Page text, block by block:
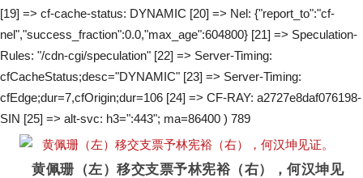
[19] => cf-cache-status: DYNAMIC [20] => Nel: {"report_to":"cf-
nel","success_fraction":0.0,"max_age":604800} [21] => Speculation-
Rules: "/cdn-cgi/speculation" [22] => Server-Timing:
cfCacheStatus;desc="DYNAMIC" [23] => Server-Timing:
cfEdge;dur=7,cfOrigin;dur=106 [24] => CF-RAY: a2727e8daf076198-
SIN [25] => alt-svc: h3=":443"; ma=86400 ) 789
黄佩珊（左）移交支票予林宪裕（右），何汉坤见